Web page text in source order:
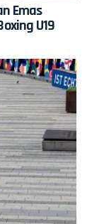
Emas
U19